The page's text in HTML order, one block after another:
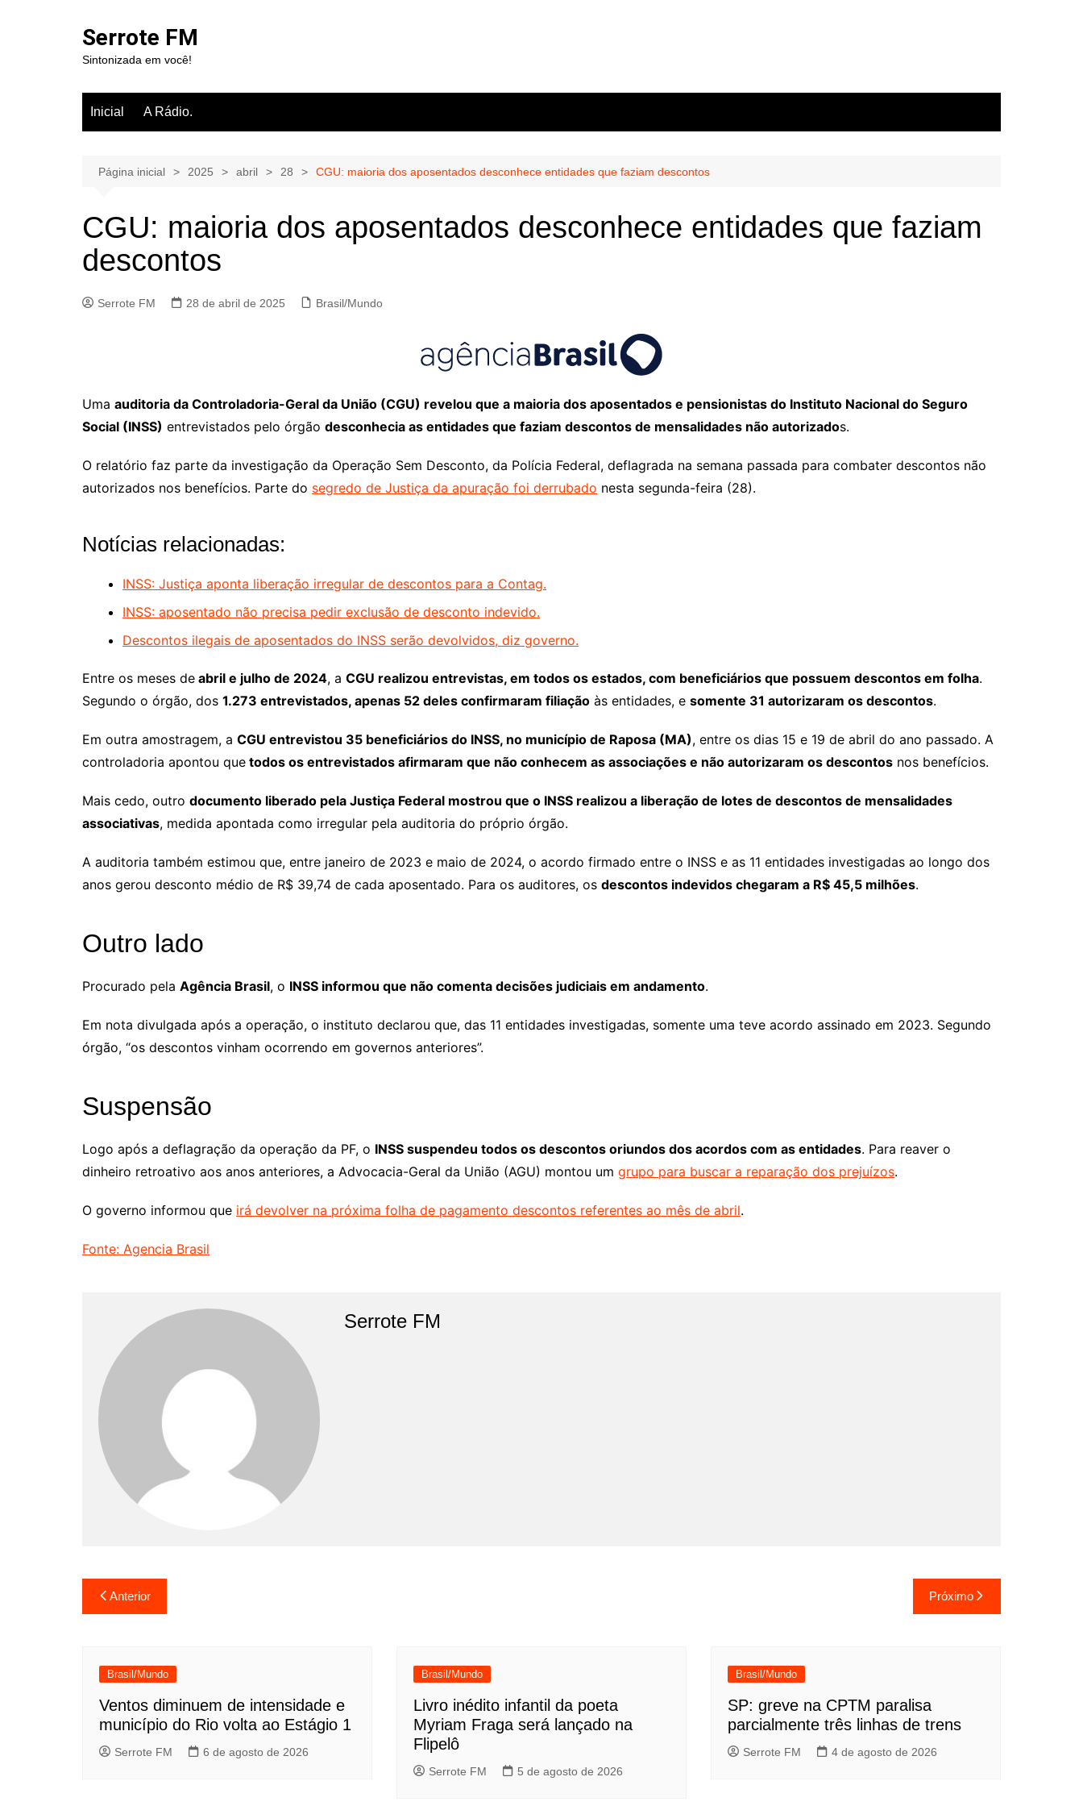
Serrote FM
Sintonizada em você!
Inicial A Rádio.
Página inicial 2025 abril 28 CGU: maioria dos aposentados desconhece entidades que faziam descontos
CGU: maioria dos aposentados desconhece entidades que faziam
descontos
Serrote FM 28 de abril de 2025 Brasil/Mundo
Uma auditoria da Controladoria-Geral da União (CGU) revelou que a maioria dos aposentados e pensionistas do Instituto Nacional do Seguro
Social (INSS) entrevistados pelo órgão desconhecia as entidades que faziam descontos de mensalidades não autorizados.
O relatório faz parte da investigação da Operação Sem Desconto, da Polícia Federal, deflagrada na semana passada para combater descontos não
autorizados nos benefícios. Parte do segredo de Justiça da apuração foi derrubado nesta segunda-feira (28).
Notícias relacionadas:
INSS: Justiça aponta liberação irregular de descontos para a Contag.
INSS: aposentado não precisa pedir exclusão de desconto indevido.
Descontos ilegais de aposentados do INSS serão devolvidos, diz governo.
Entre os meses de abril e julho de 2024, a CGU realizou entrevistas, em todos os estados, com beneficiários que possuem descontos em folha.
Segundo o órgão, dos 1.273 entrevistados, apenas 52 deles confirmaram filiação às entidades, e somente 31 autorizaram os descontos.
Em outra amostragem, a CGU entrevistou 35 beneficiários do INSS, no município de Raposa (MA), entre os dias 15 e 19 de abril do ano passado. A
controladoria apontou que todos os entrevistados afirmaram que não conhecem as associações e não autorizaram os descontos nos benefícios.
Mais cedo, outro documento liberado pela Justiça Federal mostrou que o INSS realizou a liberação de lotes de descontos de mensalidades
associativas, medida apontada como irregular pela auditoria do próprio órgão.
A auditoria também estimou que, entre janeiro de 2023 e maio de 2024, o acordo firmado entre o INSS e as 11 entidades investigadas ao longo dos
anos gerou desconto médio de R$ 39,74 de cada aposentado. Para os auditores, os descontos indevidos chegaram a R$ 45,5 milhões.
Outro lado
Procurado pela Agência Brasil, o INSS informou que não comenta decisões judiciais em andamento.
Em nota divulgada após a operação, o instituto declarou que, das 11 entidades investigadas, somente uma teve acordo assinado em 2023. Segundo
órgão, “os descontos vinham ocorrendo em governos anteriores”.
Suspensão
Logo após a deflagração da operação da PF, o INSS suspendeu todos os descontos oriundos dos acordos com as entidades. Para reaver o
dinheiro retroativo aos anos anteriores, a Advocacia-Geral da União (AGU) montou um grupo para buscar a reparação dos prejuízos.
O governo informou que irá devolver na próxima folha de pagamento descontos referentes ao mês de abril.
Fonte: Agencia Brasil
Serrote FM
Navegação
de
Anterior Próximo
Brasil/Mundo
Ventos diminuem de intensidade e
município do Rio volta ao Estágio 1
Serrote FM 6 de agosto de 2026
Brasil/Mundo
Livro inédito infantil da poeta
Myriam Fraga será lançado na
Flipelô
Serrote FM 5 de agosto de 2026
Brasil/Mundo
SP: greve na CPTM paralisa
parcialmente três linhas de trens
Serrote FM 4 de agosto de 2026